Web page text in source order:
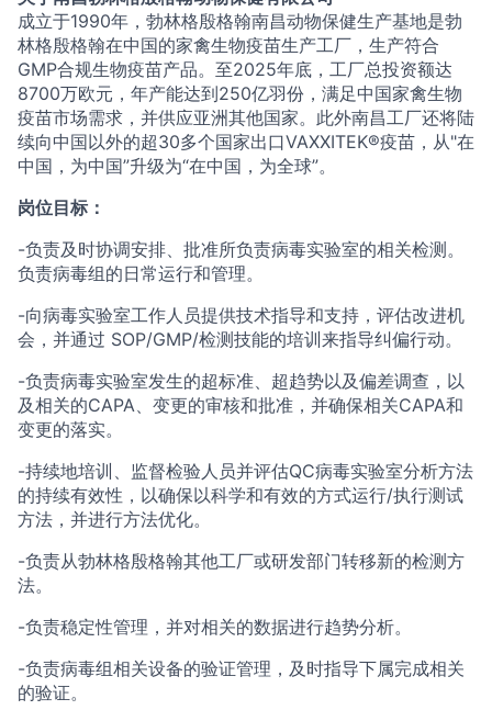
成立于1990年，勃林格殷格翰南昌动物保健生产基地是勃
林格殷格翰在中国的家禽生物疫苗生产工厂，生产符合
GMP合规生物疫苗产品。至2025年底，工厂总投资额达
8700万欧元，年产能达到250亿羽份，满足中国家禽生物
疫苗市场需求，并供应亚洲其他国家。此外南昌工厂还将陆
续向中国以外的超30多个国家出口VAXXITEK®疫苗，从"在
中国，为中国”升级为“在中国，为全球”。
岗位目标：
-负责及时协调安排、批准所负责病毒实验室的相关检测。
负责病毒组的日常运行和管理。
-向病毒实验室工作人员提供技术指导和支持，评估改进机
会，并通过 SOP/GMP/检测技能的培训来指导纠偏行动。
-负责病毒实验室发生的超标准、超趋势以及偏差调查，以
及相关的CAPA、变更的审核和批准，并确保相关CAPA和
变更的落实。
-持续地培训、监督检验人员并评估QC病毒实验室分析方法
的持续有效性，以确保以科学和有效的方式运行/执行测试
方法，并进行方法优化。
-负责从勃林格殷格翰其他工厂或研发部门转移新的检测方
法。
-负责稳定性管理，并对相关的数据进行趋势分析。
-负责病毒组相关设备的验证管理，及时指导下属完成相关
的验证。